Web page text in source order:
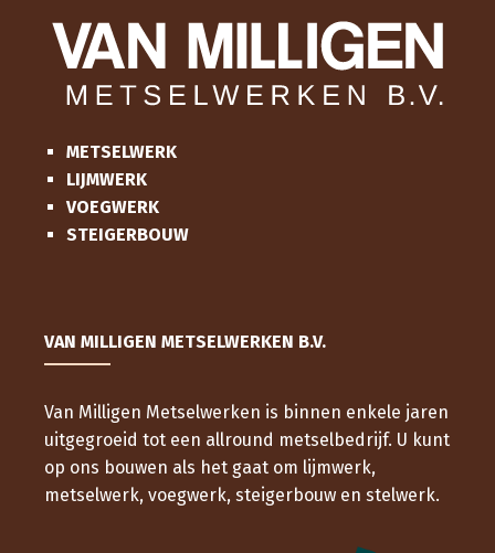
METSELWERK
LIJMWERK
VOEGWERK
STEIGERBOUW
VAN MILLIGEN METSELWERKEN B.V.
Van Milligen Metselwerken is binnen enkele jaren
uitgegroeid tot een allround metselbedrijf. U kunt
op ons bouwen als het gaat om lijmwerk,
metselwerk, voegwerk, steigerbouw en stelwerk.